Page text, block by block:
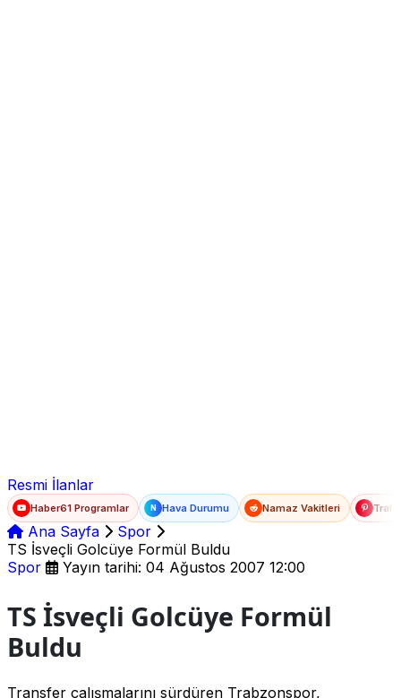
Resmi İlanlar
Haber61 Programlar N Hava Durumu Namaz Vakitleri
Ana Sayfa
Spor
TS İsveçli Golcüye Formül Buldu
Spor
Yayın tarihi: 04 Ağustos 2007 12:00
TS İsveçli Golcüye Formül
Buldu
Transfer çalışmalarını sürdüren Trabzonspor,